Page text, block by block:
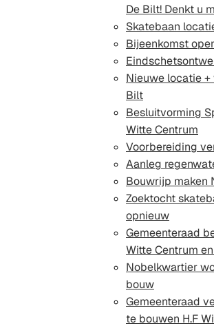
De Bilt! Denkt u
Skatebaan
Bijeenkomst
Nieuwe locatie
Bilt
Besluitvorming
Witte Centrum
Voorbereiding
Aanleg
Bouwrijp maken
Zoektocht
opnieuw
Gemeenteraad
Witte Centrum
Nobelkwartier
bouw
Gemeenteraad
te bouwen H.F